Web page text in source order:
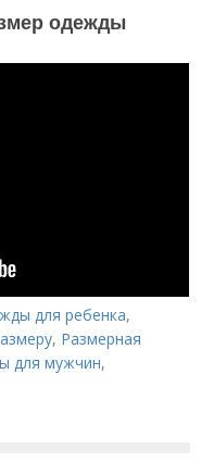
одежды
для ребенка,
, Размерная
для мужчин,